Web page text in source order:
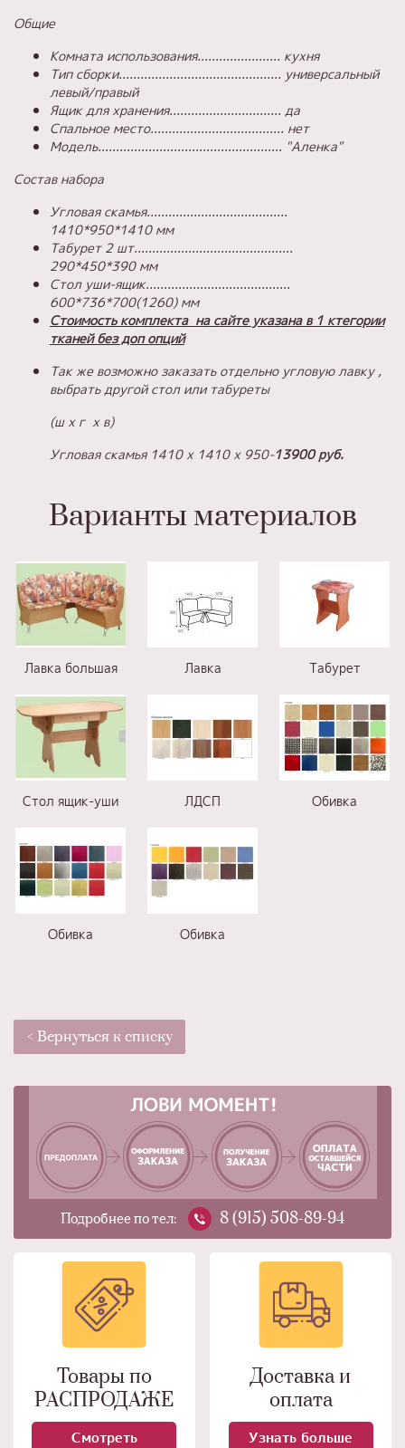
Общие
Комната использования....................... кухня
Тип сборки............................................. универсальный
левый/правый
Ящик для хранения............................... да
Спальное место..................................... нет
Модель................................................... "Аленка"
Состав набора
Угловая скамья.......................................
1410*950*1410 мм
Табурет 2 шт............................................
290*450*390 мм
Стол уши-ящик........................................
600*736*700(1260) мм
Стоимость комплекта на сайте указана в 1 ктегории
тканей без доп опций
Так же возможно заказать отдельно угловую лавку ,
выбрать другой стол или табуреты
(ш х г х в)
Угловая скамья 1410 х 1410 х 950-13900 руб.
Варианты материалов
Лавка большая Лавка Табурет
Стол ящик-уши ЛДСП Обивка
Обивка Обивка
< Вернуться к списку
Подробнее по тел: 8 (915) 508-89-94
Товары по
РАСПРОДАЖЕ
Смотреть
Доставка и
оплата
Узнать больше